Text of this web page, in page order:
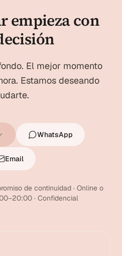
empieza con
El mejor momento
Estamos deseando
WhatsApp
Email
de continuidad · Online o
· Confidencial